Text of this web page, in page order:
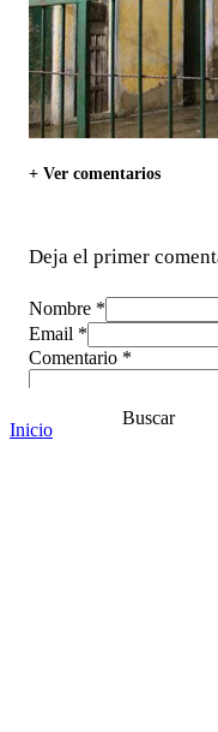
+ Ver comentarios
Deja el primer
Nombre *
Email *
Comentario *
Inicio
Buscar